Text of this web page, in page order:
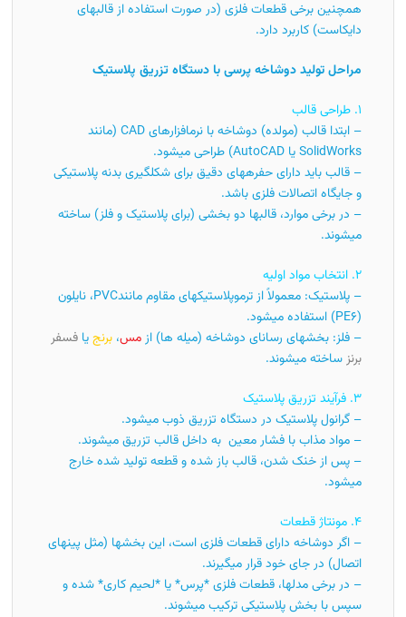
همچنین برخی قطعات فلزی (در صورت استفاده از قالبهای
دایکاست) کاربرد دارد.
مراحل تولید دوشاخه پرسی با دستگاه تزریق پلاستیک
۱. طراحی قالب
– ابتدا قالب (مولده) دوشاخه با نرمافزارهای CAD (مانند
SolidWorks یا AutoCAD) طراحی میشود.
– قالب باید دارای حفرههای دقیق برای شکلگیری بدنه پلاستیکی
و جایگاه اتصالات فلزی باشد.
– در برخی موارد، قالبها دو بخشی (برای پلاستیک و فلز) ساخته
میشوند.
۲. انتخاب مواد اولیه
– پلاستیک: معمولاً از ترموپلاستیکهای مقاوم مانندPVC، نایلون
(PE6) استفاده میشود.
– فلز: بخشهای رسانای دوشاخه (میله ها) ازمس،برنجیافسفر
برنزساخته میشوند.
۳. فرآیند تزریق پلاستیک
– گرانول پلاستیک در دستگاه تزریق ذوب میشود.
– مواد مذاب با فشار معین به داخل قالب تزریق میشوند.
– پس از خنک شدن، قالب باز شده و قطعه تولید شده خارج
میشود.
۴. مونتاژ قطعات
– اگر دوشاخه دارای قطعات فلزی است، این بخشها (مثل پینهای
اتصال) در جای خود قرار میگیرند.
– در برخی مدلها، قطعات فلزی *پرس* یا *لحیم کاری* شده و
سپس با بخش پلاستیکی ترکیب میشوند.